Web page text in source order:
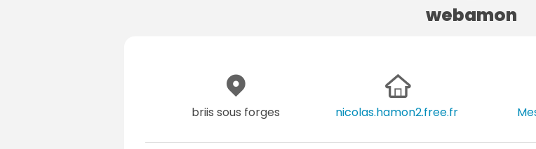
webamon
briis sous forges nicolas.hamon2.free.fr